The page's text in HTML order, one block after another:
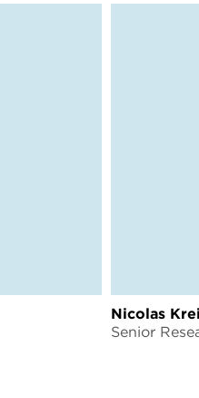
Nicolas
Senior